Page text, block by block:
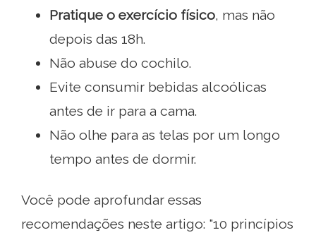
Pratique o exercício físico, mas não
depois das 18h.
Não abuse do cochilo.
Evite consumir bebidas alcoólicas
antes de ir para a cama.
Não olhe para as telas por um longo
tempo antes de dormir.
Você pode aprofundar essas
recomendações neste artigo: "10 princípios